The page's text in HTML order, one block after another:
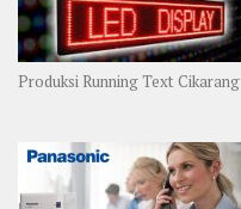
Produksi Running Text Cikarang